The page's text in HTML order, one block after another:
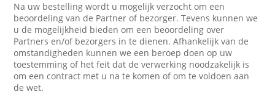
Na uw bestelling wordt u mogelijk verzocht om een
beoordeling van de Partner of bezorger. Tevens kunnen we
u de mogelijkheid bieden om een beoordeling over
Partners en/of bezorgers in te dienen. Afhankelijk van de
omstandigheden kunnen we een beroep doen op uw
toestemming of het feit dat de verwerking noodzakelijk is
om een contract met u na te komen of om te voldoen aan
de wet.